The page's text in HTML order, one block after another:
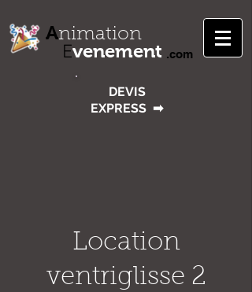
Animation
.com
Evenement
DEVIS
EXPRESS ➡
Location
ventriglisse 2